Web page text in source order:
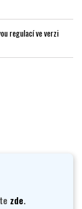
regulací ve verzi
zde.